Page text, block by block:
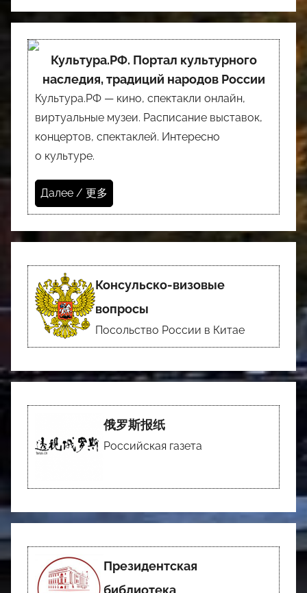
Культура.РФ. Портал культурного
наследия, традиций народов России
Культура.РФ — кино, спектакли онлайн,
виртуальные музеи. Расписание выставок,
концертов, спектаклей. Интересно
о культуре.
Далее / 更多
Консульско-визовые
вопросы
Посольство России в Китае
俄罗斯报纸
Российская газета
Президентская
библиотека